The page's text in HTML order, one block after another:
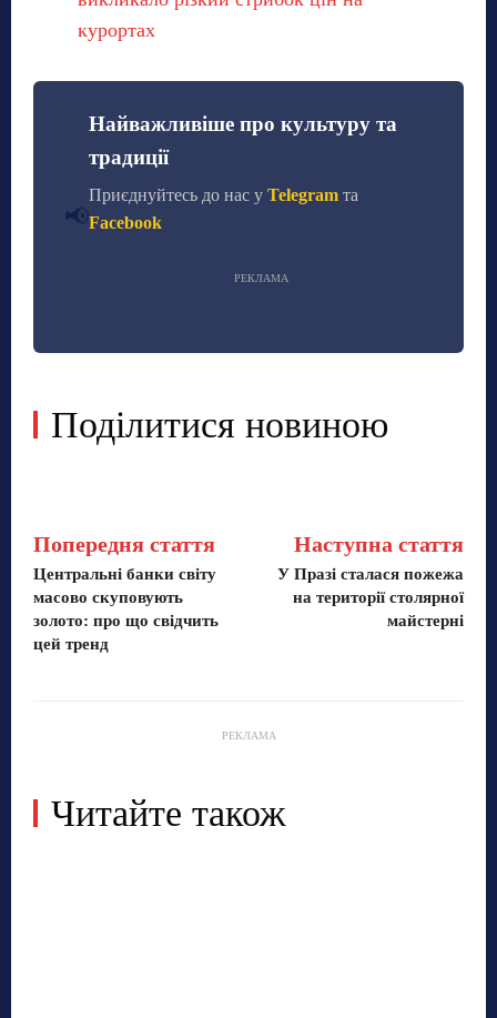
курортах
📢
Найважливіше про культуру та
традиції
Приєднуйтесь до нас у Telegram та
Facebook
РЕКЛАМА
Поділитися новиною
Попередня стаття
Центральні банки світу
масово скуповують
золото: про що свідчить
цей тренд
Наступна стаття
У Празі сталася пожежа
на території столярної
майстерні
РЕКЛАМА
Читайте також